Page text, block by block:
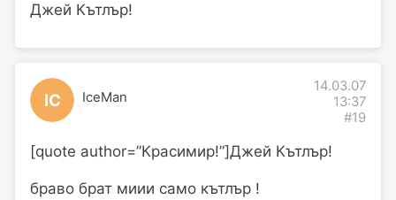
Джей Кътлър!
IC IceMan
14.03.07
13:37
#19
[quote author=”Красимир!”]Джей Кътлър!
браво брат миии само кътлър !